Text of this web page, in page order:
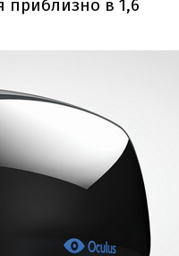
приблизно в 1,6